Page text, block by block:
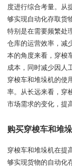
度进行综合考量。从
够实现自动化存取货
特别是在需要频繁处
仓库的运营效率，减
本的角度来看，穿梭
成本，同时减少因人
穿梭车和堆垛机的使
率。从长远来看，穿
市场需求的变化，提
购买穿梭车和堆
穿梭车和堆垛机在提
够实现货物的自动化